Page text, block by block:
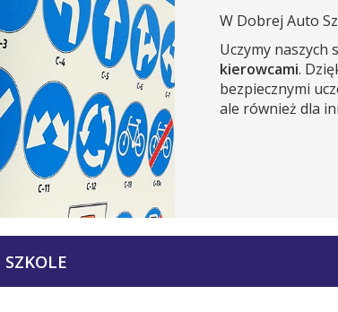
W Dobrej Auto
Uczymy naszych
kierowcami.
bezpiecznymi
ale również dla